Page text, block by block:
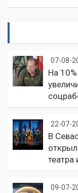
07-08-
На
22-07-
В
театра
09-07-